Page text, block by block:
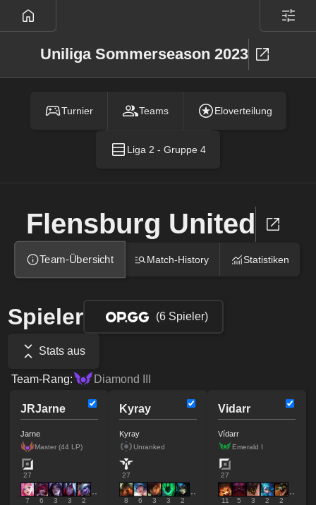
Uniliga Sommerseason 2023
Turnier Teams Eloverteilung
Liga 2 - Gruppe 4
Flensburg United
Team-Übersicht Match-History Statistiken
Spieler (6 Spieler)
Stats aus
Team-Rang: Diamond III
JRJarne
Jarne
Master (44 LP)
27
7 6 3 3 2
Kyray
Kyray
Unranked
27
8 6 3 3 2
Vidarr
Vídarr
Emerald I
27
11 5 3 2 2